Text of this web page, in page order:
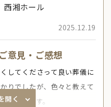
西湘ホール
2025.12.19
意見・ご感想
してくださって良い葬儀に
りでしたが、色々と教えて
いたします。
開く